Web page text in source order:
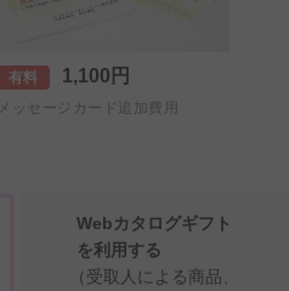
有料 1,100円
メッセージカード追加費用
Webカタログギフト
を利用する
（受取人による商品、